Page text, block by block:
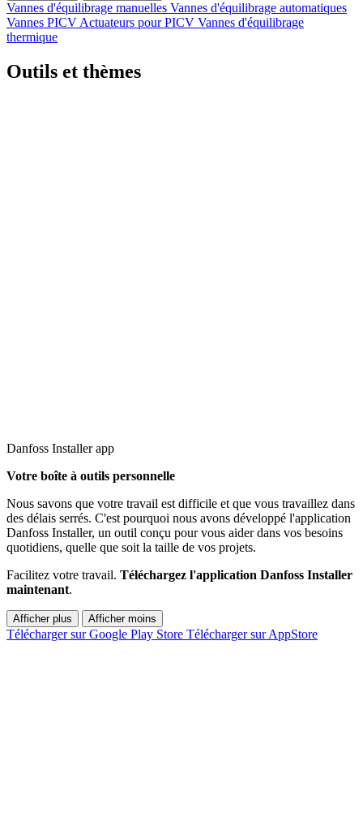
Vannes d'équilibrage manuelles Vannes d'équilibrage automatiques
Vannes PICV Actuateurs pour PICV Vannes d'équilibrage
thermique
Outils et thèmes
Danfoss Installer app
Votre boîte à outils personnelle
Nous savons que votre travail est difficile et que vous travaillez dans
des délais serrés. C'est pourquoi nous avons développé l'application
Danfoss Installer, un outil conçu pour vous aider dans vos besoins
quotidiens, quelle que soit la taille de vos projets.
Facilitez votre travail. Téléchargez l'application Danfoss Installer
maintenant.
Afficher plus Afficher moins
Télécharger sur Google Play Store Télécharger sur AppStore